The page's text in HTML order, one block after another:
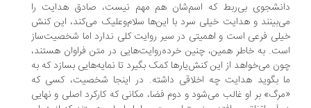
بی‌ربط که اسم‌شان هم مهم نیست، صادق هدایت را
و هدایت خیلی سرد با این‌ها سلام‌وعلیک می‌کند، این کنش
فرعی است و اهمیتی در سیر روایت کلی ندارد اما شخصیت‌ساز
به خاطر همین، چنین خرد‌ه‌روایت‌هایی در متن فراوان هستند،
می‌خواهد از این کنش‌یارها کمک بگیرد تا نمایه‌هایی بسازد که به
بگوید هدایت چه اخلاقی داشته. در اینجا شخصیت، کسی که
بر او غالب می‌شود و دوم فضا، مکانی که کارکرد اصلی و نهایی